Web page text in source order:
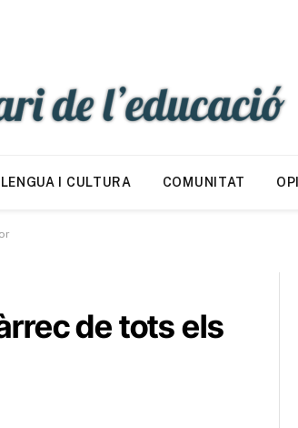
I CULTURA COMUNITAT
de tots els